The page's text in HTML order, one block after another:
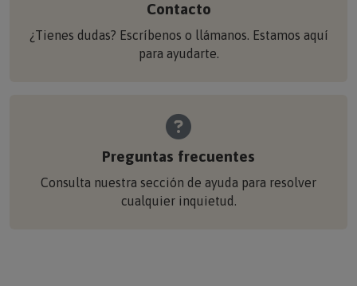
Contacto
¿Tienes dudas? Escríbenos o llámanos. Estamos aquí
para ayudarte.
Preguntas frecuentes
Consulta nuestra sección de ayuda para resolver
cualquier inquietud.